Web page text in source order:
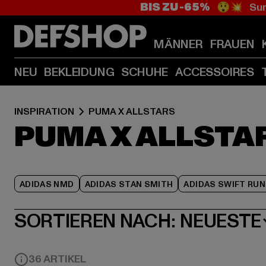
BIS ZU -65% 😲💥
MÄNNER FRAUEN
NEU BEKLEIDUNG SCHUHE ACCESSOIRES
INSPIRATION PUMA X ALLSTARS
PUMA X
ADIDAS NMD ADIDAS STAN SMITH ADIDAS SWIFT RUN
SORTIEREN NACH: NEUESTE
36 ARTIKEL